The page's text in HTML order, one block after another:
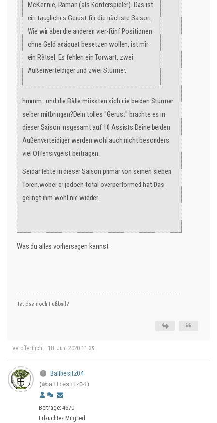
McKennie, Raman (als Konterspieler). Das ist
ein taugliches Gerüst für die nächste Saison.
Wie wir aber die anderen vier-fünf Positionen
ohne Geld adäquat besetzen wollen, ist mir
ein Rätsel. Es fehlen ein Torwart, zwei
Außenverteidiger und zwei Stürmer.
hmmm...und die Bälle müssten sich die beiden Stürmer
selber mitbringen?Dein tolles "Gerüst" brachte es in
dieser Saison insgesamt auf 10 Assists.Deine beiden
Außenverteidiger werden wohl auch nicht besonders
viel Offensivgeist beitragen.
Serdar lebte in dieser Saison primär von seinen sieben
Toren,wobei er jedoch total overperformed hat.Das
gelingt ihm wohl nie wieder.
Was du alles vorhersagen kannst.
Ist das noch Fußball?
Veröffentlicht : 18. Juni 2020 11:39
Ballbesitz04
(@ballbesitz04)
Beiträge: 4670
Erlauchtes Mitglied